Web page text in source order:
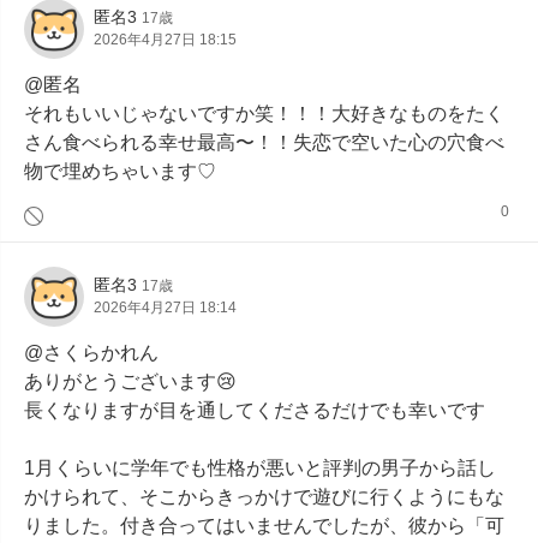
匿名3 17歳
2026年4月27日 18:15
@匿名
それもいいじゃないですか笑！！！大好きなものをたく
さん食べられる幸せ最高〜！！失恋で空いた心の穴食べ
物で埋めちゃいます♡
0
匿名3 17歳
2026年4月27日 18:14
@さくらかれん
ありがとうございます😢
長くなりますが目を通してくださるだけでも幸いです
1月くらいに学年でも性格が悪いと評判の男子から話し
かけられて、そこからきっかけで遊びに行くようにもな
りました。付き合ってはいませんでしたが、彼から「可